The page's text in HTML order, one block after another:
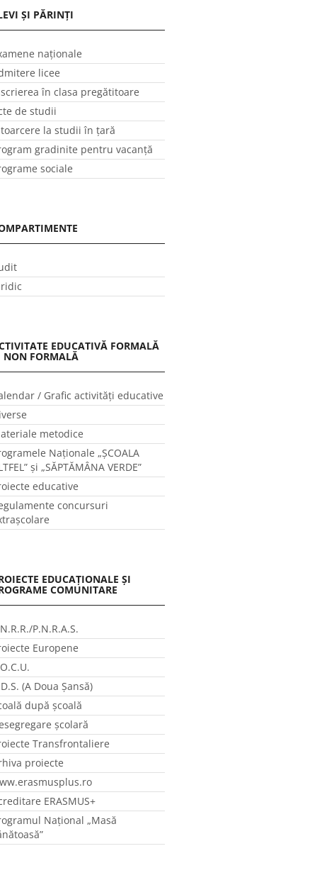
ȘI PĂRINȚI
naționale
licee
în clasa pregătitoare
de studii
la studii în ţară
gradinite pentru vacanţă
sociale
EDUCATIVĂ FORMALĂ
NON FORMALĂ
/ Grafic activităţi educative
metodice
Naţionale „ŞCOALA
și „SĂPTĂMÂNA VERDE”
educative
concursuri
EDUCAȚIONALE ȘI
COMUNITARE
P.N.R.A.S.
Europene
(A Doua Șansă)
după școală
școlară
Transfrontaliere
proiecte
ERASMUS+
Național „Masă